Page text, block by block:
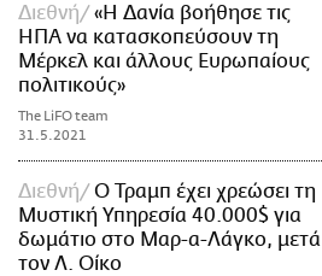
Διεθνή
«Η Δανία βοήθησε τις
ΗΠΑ να κατασκοπεύσουν τη
Μέρκελ και άλλους Ευρωπαίους
πολιτικούς»
The LiFO team
31.5.2021
Διεθνή
Ο Τραμπ έχει χρεώσει τη
Μυστική Υπηρεσία 40.000$ για
δωμάτιο στο Μαρ-α-Λάγκο, μετά
τον Λ. Οίκο